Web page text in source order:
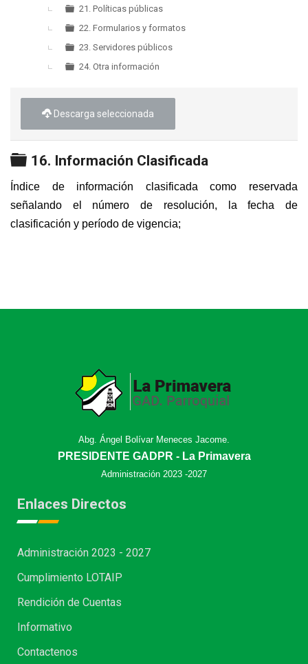
21. Políticas públicas
22. Formularios y formatos
23. Servidores públicos
24. Otra información
Descarga seleccionada
Carpeta
16. Información Clasificada
Índice de información clasificada como reservada
señalando el número de resolución, la fecha de
clasificación y período de vigencia;
Abg. Ángel Bolívar Meneces Jacome.
PRESIDENTE GADPR - La Primavera
Administración 2023 -2027
Enlaces Directos
Administración 2023 - 2027
Cumplimiento LOTAIP
Rendición de Cuentas
Informativo
Contactenos